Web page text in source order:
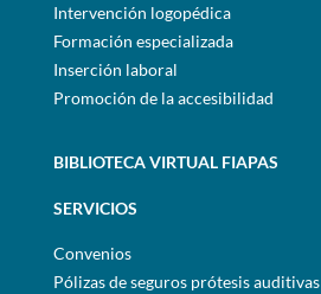
Intervención logopédica
Formación especializada
Inserción laboral
Promoción de la accesibilidad
BIBLIOTECA VIRTUAL FIAPAS
SERVICIOS
Convenios
Pólizas de seguros prótesis auditivas